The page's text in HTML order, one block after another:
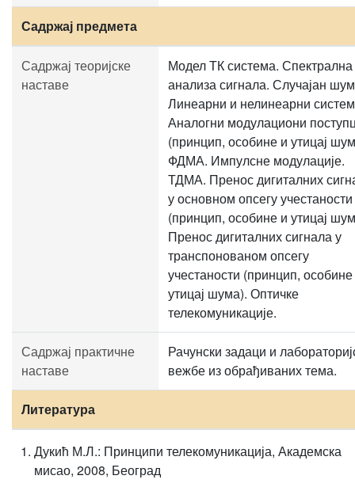
Садржај предмета
Садржај теоријске
наставе
Модел ТК система. Спектрална
анализа сигнала. Случајан
Линеарни и нелинеарни
Аналогни модулациони
(принцип, особине и утицај
ФДМА. Импулсне модулације.
ТДМА. Пренос дигиталних
у основном опсегу учестаности
(принцип, особине и утицај
Пренос дигиталних сигнала у
транспонованом опсегу
учестаности (принцип,
утицај шума). Оптичке
телекомуникације.
Садржај практичне
наставе
Рачунски задаци и
вежбе из обрађиваних тема.
Литература
Дукић М.Л.: Принципи телекомуникација, Академска
мисао, 2008, Београд